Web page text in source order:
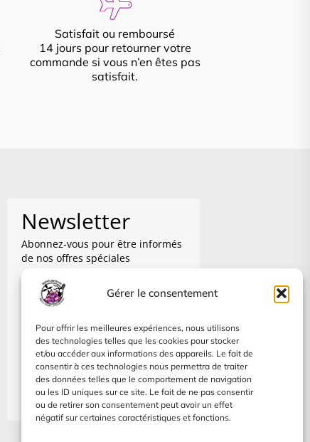
Gérer le consentement
Pour offrir les meilleures expériences, nous utilisons
des technologies telles que les cookies pour stocker
et/ou accéder aux informations des appareils. Le fait de
consentir à ces technologies nous permettra de traiter
des données telles que le comportement de navigation
ou les ID uniques sur ce site. Le fait de ne pas consentir
ou de retirer son consentement peut avoir un effet
négatif sur certaines caractéristiques et fonctions.
Satisfait ou remboursé
14 jours pour retourner votre
commande si vous n’en êtes pas
satisfait.
Newsletter
Abonnez-vous pour être informés
de nos offres spéciales
Je m'abonne à la newsletter, je
pourrai me désinscrire à tout
moment.
S'inscrire